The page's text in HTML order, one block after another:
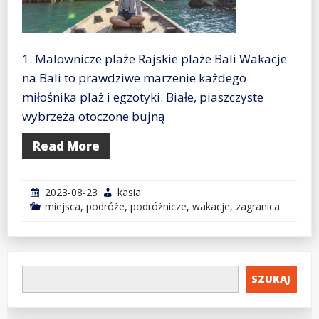
1. Malownicze plaże Rajskie plaże Bali Wakacje
na Bali to prawdziwe marzenie każdego
miłośnika plaż i egzotyki. Białe, piaszczyste
wybrzeża otoczone bujną
Read More
2023-08-23
kasia
miejsca, podróże, podróżnicze, wakacje, zagranica
SZUKAJ